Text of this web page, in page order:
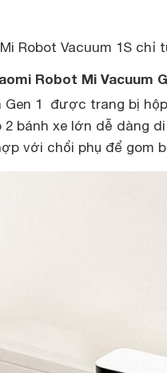
Robot Vacuum 1S chỉ
Robot Mi Vacuum
Gen 1 được trang bị
bánh xe lớn dễ dàng
với chổi phụ để gom